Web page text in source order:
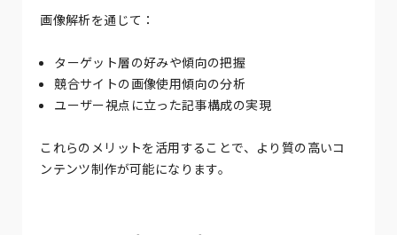
画像解析を通じて：
ターゲット層の好みや傾向の把握
競合サイトの画像使用傾向の分析
ユーザー視点に立った記事構成の実現
これらのメリットを活用することで、より質の高いコ
ンテンツ制作が可能になります。